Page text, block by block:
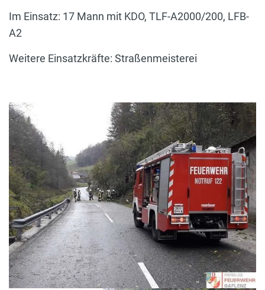
Im Einsatz: 17 Mann mit KDO, TLF-A2000/200, LFB-
A2
Weitere Einsatzkräfte: Straßenmeisterei